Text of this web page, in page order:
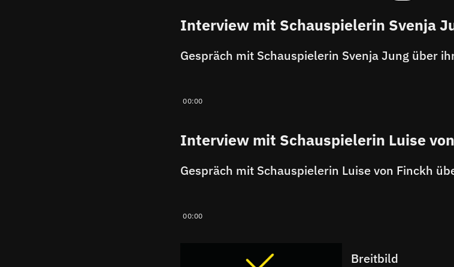
Interview mit Schauspielerin Svenja
00:00
Interview mit Schauspielerin Luise
00:00
Breitbild